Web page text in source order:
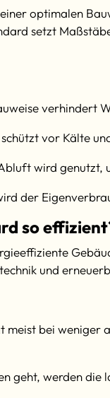
optimalen
setzt
verhindert
vor Kälte
wird genutzt,
der
so
und
meist bei weniger
geht, werden die